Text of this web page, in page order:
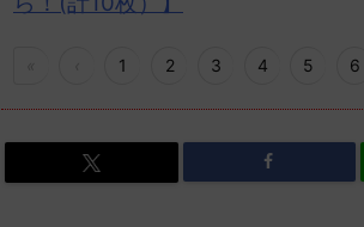
1 2 3 4 5 6